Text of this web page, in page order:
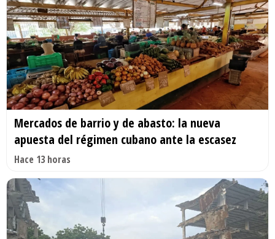
Mercados de barrio y de abasto: la nueva
apuesta del régimen cubano ante la escasez
Hace 13 horas